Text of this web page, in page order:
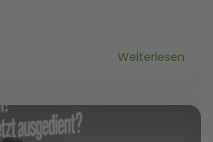
Weiterlesen